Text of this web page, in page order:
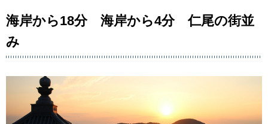
海岸から18分 海岸から4分 仁尾の街並
み